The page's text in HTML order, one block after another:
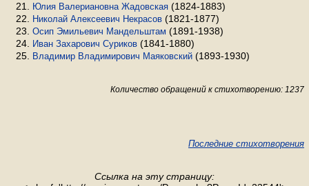
Юлия Валериановна Жадовская (1824-1883)
Николай Алексеевич Некрасов (1821-1877)
Осип Эмильевич Мандельштам (1891-1938)
Иван Захарович Суриков (1841-1880)
Владимир Владимирович Маяковский (1893-1930)
Количество обращений к стихотворению: 1237
Последние стихотворения
Ссылка на эту страницу: